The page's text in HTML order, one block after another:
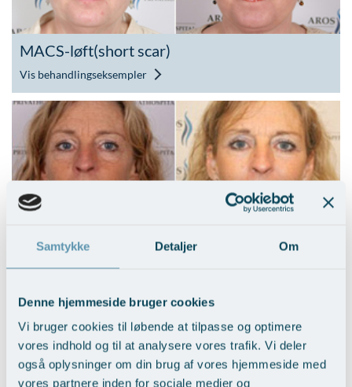
Samtykke Detaljer Om
Denne hjemmeside bruger cookies
Vi bruger cookies til løbende at tilpasse og optimere
vores indhold og til at analysere vores trafik. Vi deler
også oplysninger om din brug af vores hjemmeside med
vores partnere inden for sociale medier og
MACS-løft(short scar)
Vis behandlingseksempler
Nedre ansigtsløft i kombi. med